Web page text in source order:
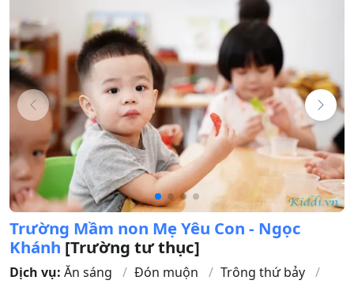
Trường Mầm non Mẹ Yêu Con - Ngọc
Khánh [Trường tư thục]
Dịch vụ: Ăn sáng Đón muộn
Trông thứ bảy